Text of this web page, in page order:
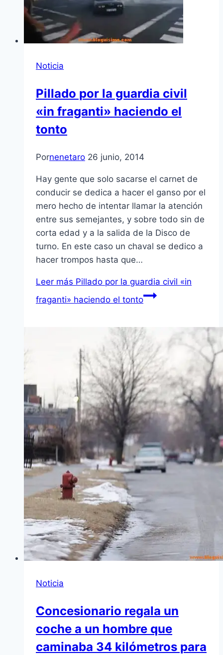
Noticia
Pillado por la guardia civil
«in fraganti» haciendo el
tonto
Pornenetaro 26 junio, 2014
Hay gente que solo sacarse el carnet de
conducir se dedica a hacer el ganso por el
mero hecho de intentar llamar la atención
entre sus semejantes, y sobre todo sin de
corta edad y a la salida de la Disco de
turno. En este caso un chaval se dedico a
hacer trompos hasta que…
Leer más Pillado por la guardia civil «in
fraganti» haciendo el tonto
Noticia
Concesionario regala un
coche a un hombre que
caminaba 34 kilómetros para